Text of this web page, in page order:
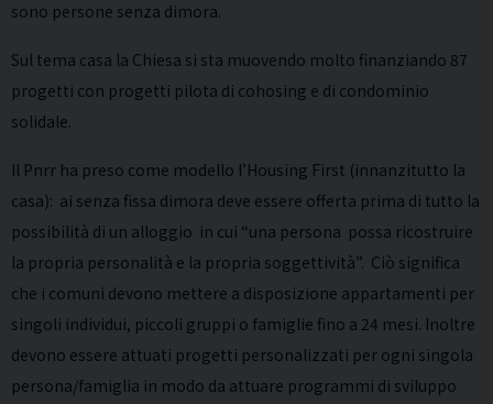
sono persone senza dimora.
Sul tema casa la Chiesa si sta muovendo molto finanziando 87
progetti con progetti pilota di cohosing e di condominio
solidale.
Il Pnrr ha preso come modello l’Housing First (innanzitutto la
casa): ai senza fissa dimora deve essere offerta prima di tutto la
possibilità di un alloggio in cui “una persona possa ricostruire
la propria personalità e la propria soggettività”. Ciò significa
che i comuni devono mettere a disposizione appartamenti per
singoli individui, piccoli gruppi o famiglie fino a 24 mesi. Inoltre
devono essere attuati progetti personalizzati per ogni singola
persona/famiglia in modo da attuare programmi di sviluppo